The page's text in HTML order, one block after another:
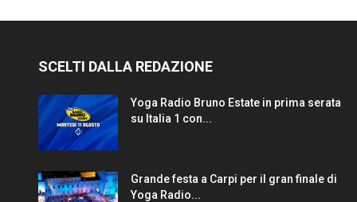
SCELTI DALLA REDAZIONE
Yoga Radio Bruno Estate in prima serata
su Italia 1 con...
Grande festa a Carpi per il gran finale di
Yoga Radio...